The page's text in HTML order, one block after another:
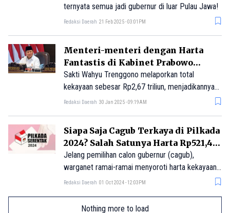
ternyata semua jadi gubernur di luar Pulau Jawa!
Redaksi Daerah 21 Feb 2025 - 03:01PM
Menteri-menteri dengan Harta
Fantastis di Kabinet Prabowo
Subianto
Sakti Wahyu Trenggono melaporkan total
kekayaan sebesar Rp2,67 triliun, menjadikannya
menteri terkaya kedua dalam kabinet ini dan
Redaksi Daerah 30 Jan 2025 - 09:19AM
Siapa Saja Cagub Terkaya di Pilkada
2024? Salah Satunya Harta Rp521,47
Miliar
Jelang pemilihan calon gubernur (cagub),
warganet ramai-ramai menyoroti harta kekayaan
para cagub dalam Pilkada 2024. Diketahui
atas Rp100 miliar ke atas.
Redaksi Daerah 01 Oct 2024 - 12:03PM
Nothing more to load